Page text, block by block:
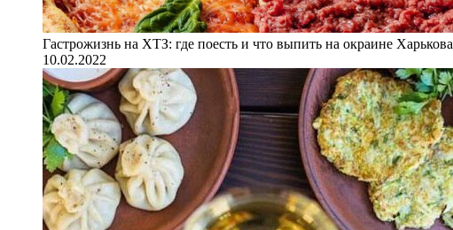
Гастрожизнь на ХТЗ: где поесть и что выпить на окраине Харькова
10.02.2022